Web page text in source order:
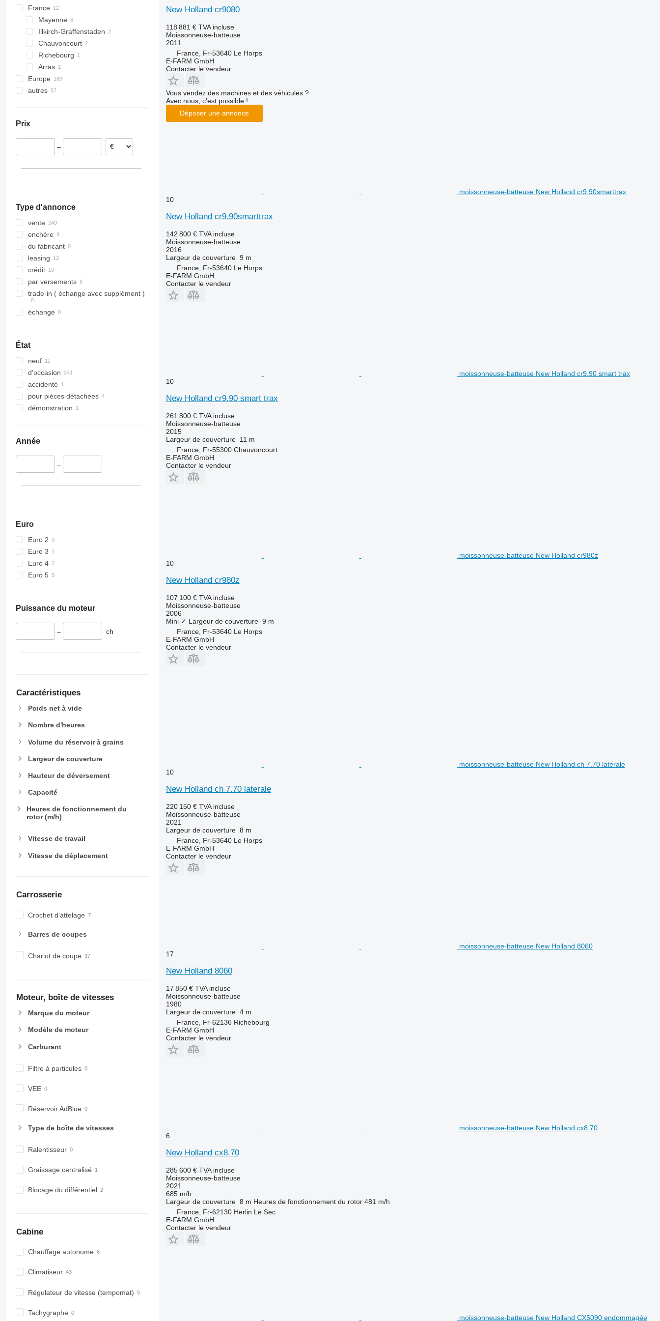
8230
8240
8250
9120
9230
9240
Axial-Flow
9560
9600
9610
9640
9650
9660
9670 STS
9680
9780
S-series
T-series
W-series
X-series
CX880
CX6090
CX8060
CX8070
CX8080
CX8090
TF78
TX30
TX32
TX34
TX64
TX65
TX66
TX67
TX68
W-series
France
Mayenne
Illkirch-Graffenstaden
Chauvoncourt
Richebourg
Arras
Europe
Allemagne
Lituanie
Roumanie
autres
Prix
–
Type d'annonce
vente
enchère
du fabricant
leasing
crédit
par versements
trade-in ( échange avec supplément )
échange
État
neuf
d'occasion
accidenté
pour pièces détachées
démonstration
Année
–
Euro
Euro 2
Euro 3
Euro 4
Euro 5
Puissance du moteur
– ch
Caractéristiques
Poids net à vide
Nombre d'heures
Volume du réservoir à grains
Largeur de couverture
Hauteur de déversement
Capacité
Heures de fonctionnement du
rotor (m/h)
Vitesse de travail
Vitesse de déplacement
Carrosserie
Crochet d'attelage
Barres de coupes
Chariot de coupe
Moteur, boîte de vitesses
Marque du moteur
Modèle de moteur
Carburant
Filtre à particules
VEE
Réservoir AdBlue
Type de boîte de vitesses
Ralentisseur
Graissage centralisé
Blocage du différentiel
Cabine
Chauffage autonome
Climatiseur
Régulateur de vitesse (tempomat)
Tachygraphe
New Holland cr9080
118 881 € TVA incluse
Moissonneuse-batteuse
2011
France, Fr-53640 Le Horps
E-FARM GmbH
Contacter le vendeur
Vous vendez des machines et des véhicules ?
Avec nous, c'est possible !
Déposer une annonce
moissonneuse-batteuse New Holland cr9.90smarttrax
10
New Holland cr9.90smarttrax
142 800 € TVA incluse
Moissonneuse-batteuse
2016
Largeur de couverture 9 m
France, Fr-53640 Le Horps
E-FARM GmbH
Contacter le vendeur
moissonneuse-batteuse New Holland cr9.90 smart trax
10
New Holland cr9.90 smart trax
261 800 € TVA incluse
Moissonneuse-batteuse
2015
Largeur de couverture 11 m
France, Fr-55300 Chauvoncourt
E-FARM GmbH
Contacter le vendeur
moissonneuse-batteuse New Holland cr980z
10
New Holland cr980z
107 100 € TVA incluse
Moissonneuse-batteuse
2006
Mini ✓ Largeur de couverture 9 m
France, Fr-53640 Le Horps
E-FARM GmbH
Contacter le vendeur
moissonneuse-batteuse New Holland ch 7.70 laterale
10
New Holland ch 7.70 laterale
220 150 € TVA incluse
Moissonneuse-batteuse
2021
Largeur de couverture 8 m
France, Fr-53640 Le Horps
E-FARM GmbH
Contacter le vendeur
moissonneuse-batteuse New Holland 8060
17
New Holland 8060
17 850 € TVA incluse
Moissonneuse-batteuse
1980
Largeur de couverture 4 m
France, Fr-62136 Richebourg
E-FARM GmbH
Contacter le vendeur
moissonneuse-batteuse New Holland cx8.70
6
New Holland cx8.70
285 600 € TVA incluse
Moissonneuse-batteuse
2021
685 m/h
Largeur de couverture 8 m Heures de fonctionnement du rotor 481 m/h
France, Fr-62130 Herlin Le Sec
E-FARM GmbH
Contacter le vendeur
moissonneuse-batteuse New Holland CX5090 endommagée